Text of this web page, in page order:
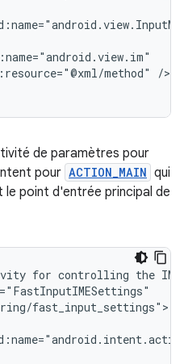
method"
/>
de paramètres pour
pour ACTION_MAIN qui
point d'entrée principal de
for controlling the IME